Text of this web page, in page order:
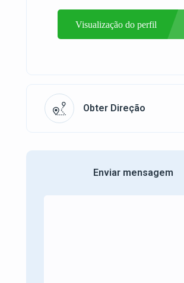
Visualização do perfil
Obter Direção
Enviar mensagem